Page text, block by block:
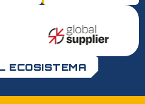
ECOSISTEMA